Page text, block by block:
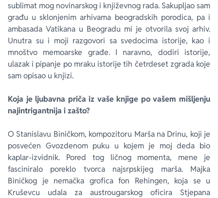
sublimat mog novinarskog i književnog rada. Sakupljao sam
građu u sklonjenim arhivama beogradskih porodica, pa i
ambasada Vatikana u Beogradu mi je otvorila svoj arhiv.
Unutra su i moji razgovori sa svedocima istorije, kao i
mnoštvo memoarske građe. I naravno, dodiri istorije,
ulazak i pipanje po mraku istorije tih četrdeset zgrada koje
sam opisao u knjizi.
Koja je ljubavna priča iz vaše knjige po vašem mišljenju
najintrigantnija i zašto?
O Stanislavu Biničkom, kompozitoru Marša na Drinu, koji je
posvećen Gvozdenom puku u kojem je moj deda bio
kaplar-izvidnik. Pored tog ličnog momenta, mene je
fasciniralo poreklo tvorca najsrpskijeg marša. Majka
Biničkog je nemačka grofica fon Rehingen, koja se u
Kruševcu udala za austrougarskog oficira Stjepana